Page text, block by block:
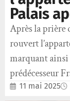
Palais
Après la prière
rouvert
marquant ainsi
prédécesseur
11 mai 2025